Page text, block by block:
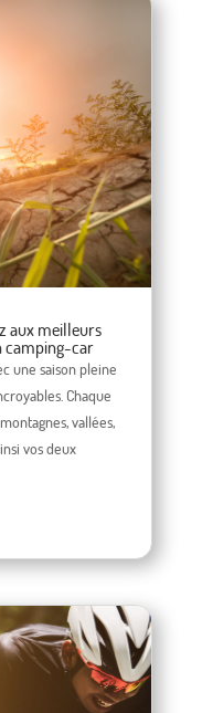
aux meilleurs
camping-car
une saison pleine
Chaque
vallées,
vos deux